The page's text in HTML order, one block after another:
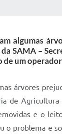
algumas
SAMA –
de um
árvores
de
e o
o problema e